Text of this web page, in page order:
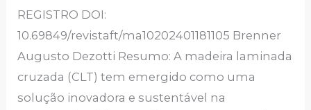
REGISTRO DOI:
10.69849/revistaft/ma10202401181105 Brenner
Augusto Dezotti Resumo: A madeira laminada
cruzada (CLT) tem emergido como uma
solução inovadora e sustentável na
SUSTENTÁVEIS
NOS
EUA:
TENDÊNCIAS,
DESAFIOS